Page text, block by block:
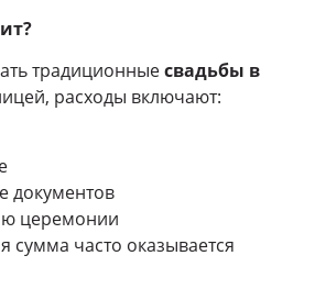
традиционныесвадьбы в
расходы включают:
документов
церемонии
сумма часто оказывается